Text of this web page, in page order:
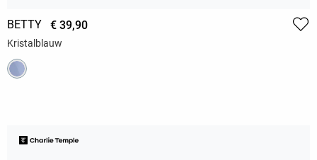
BETTY € 39,90
Kristalblauw